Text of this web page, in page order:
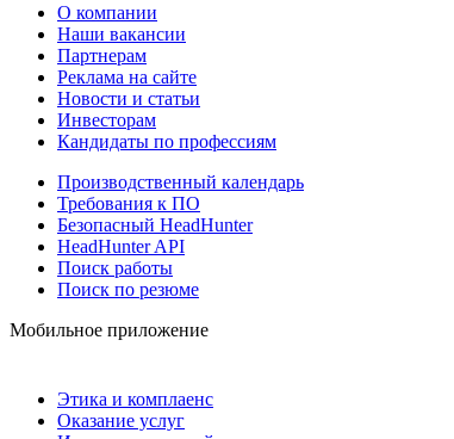
О компании
Наши вакансии
Партнерам
Реклама на сайте
Новости и статьи
Инвесторам
Кандидаты по профессиям
Производственный календарь
Требования к ПО
Безопасный HeadHunter
HeadHunter API
Поиск работы
Поиск по резюме
Мобильное приложение
Этика и комплаенс
Оказание услуг